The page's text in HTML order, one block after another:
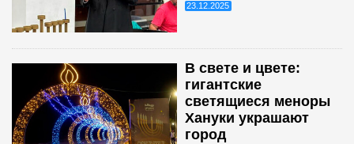
23.12.2025
В свете и цвете:
гигантские
светящиеся меноры
Хануки украшают
город